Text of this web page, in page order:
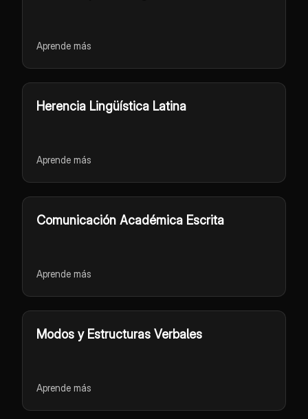
Aprende más
Herencia Lingüística Latina
Aprende más
Comunicación Académica Escrita
Aprende más
Modos y Estructuras Verbales
Aprende más